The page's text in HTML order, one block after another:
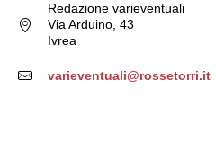
Redazione varieventuali
Via Arduino, 43
Ivrea
varieventuali@rossetorri.it